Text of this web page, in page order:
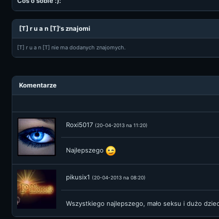
[T] r u a n [T]'s znajomi
[T] r u a n [T] nie ma dodanych znajomych.
Komentarze
Roxi5017 (20-04-2013 na 11:20)
Najlepszego
pikusix1 (20-04-2013 na 08:20)
Wszystkiego najlepszego, mało seksu i dużo